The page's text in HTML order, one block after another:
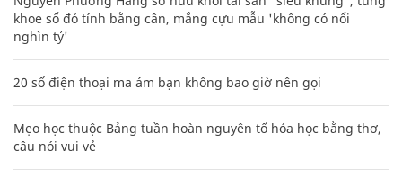
khoe sổ đỏ tính bằng cân, mắng cựu mẫu 'không có nổi
nghìn tỷ'
20 số điện thoại ma ám bạn không bao giờ nên gọi
Mẹo học thuộc Bảng tuần hoàn nguyên tố hóa học bằng thơ,
câu nói vui vẻ